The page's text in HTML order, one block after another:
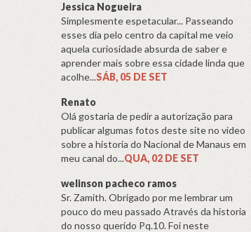
Jessica Nogueira
Simplesmente espetacular... Passeando
esses dia pelo centro da capital me veio
aquela curiosidade absurda de saber e
aprender mais sobre essa cidade linda que
acolhe...SÁB, 05 DE SET
Renato
Olá gostaria de pedir a autorização para
publicar algumas fotos deste site no video
sobre a historia do Nacional de Manaus em
meu canal do...QUA, 02 DE SET
welinson pacheco ramos
Sr. Zamith. Obrigado por me lembrar um
pouco do meu passado Através da historia
do nosso querido Pq.10. Foi neste